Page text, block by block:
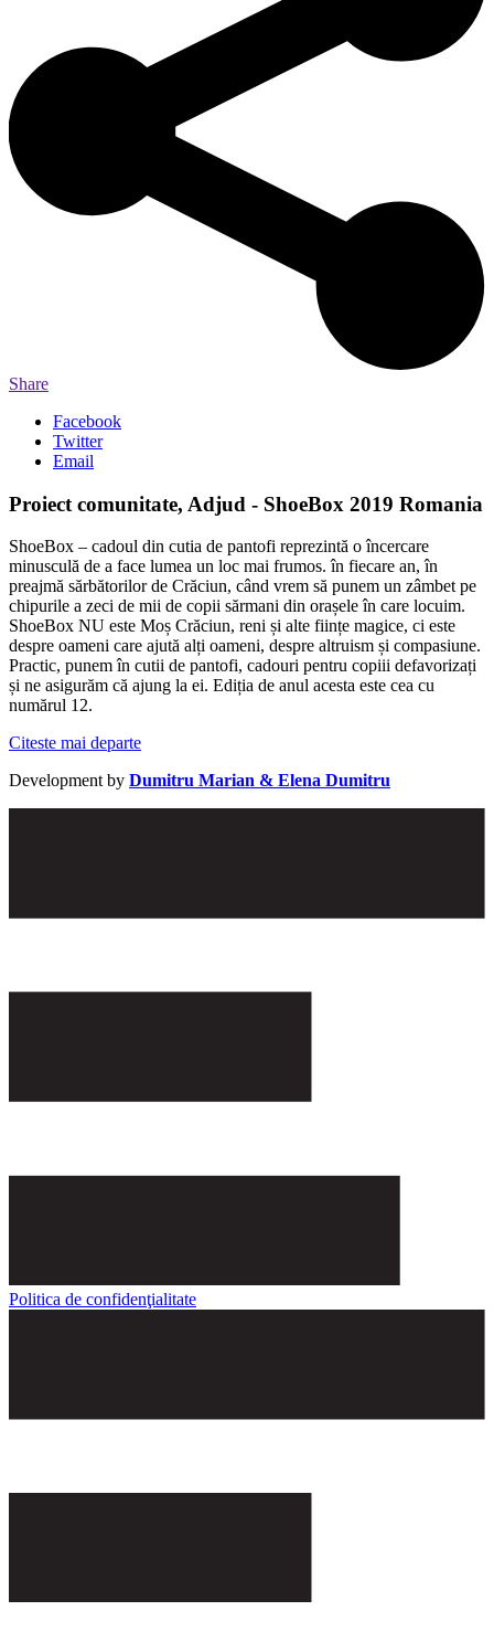
Share
Facebook
Twitter
Email
Proiect comunitate, Adjud - ShoeBox 2019 Romania
ShoeBox – cadoul din cutia de pantofi reprezintă o încercare
minusculă de a face lumea un loc mai frumos. în fiecare an, în
preajmă sărbătorilor de Crăciun, când vrem să punem un zâmbet pe
chipurile a zeci de mii de copii sărmani din orașele în care locuim.
ShoeBox NU este Moș Crăciun, reni și alte ființe magice, ci este
despre oameni care ajută alți oameni, despre altruism și compasiune.
Practic, punem în cutii de pantofi, cadouri pentru copiii defavorizați
și ne asigurăm că ajung la ei. Ediția de anul acesta este cea cu
numărul 12.
Citeste mai departe
Development by Dumitru Marian & Elena Dumitru
Politica de confidenţialitate